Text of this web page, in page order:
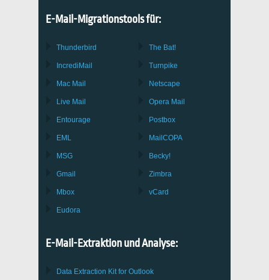
E-Mail-Migrationstools für:
Thunderbird
IncrediMail
Mac Mail
Live Mail
Entourage
EML
MSG
Gmail
Mbox
Eudora
The Bat!
Turnpike
Netscape
Opera Mail
Postbox
MailCOPA
Becky!
Zimbra
vCard
E-Mail-Extraktion und Analyse:
Data Extraction Kit for Outlook